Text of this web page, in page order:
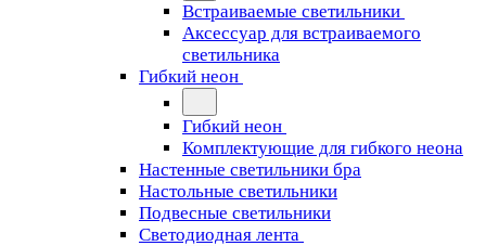
Встраиваемые светильники
Аксессуар для встраиваемого
светильника
Гибкий неон
Гибкий неон
Комплектующие для гибкого неона
Настенные светильники бра
Настольные светильники
Подвесные светильники
Светодиодная лента